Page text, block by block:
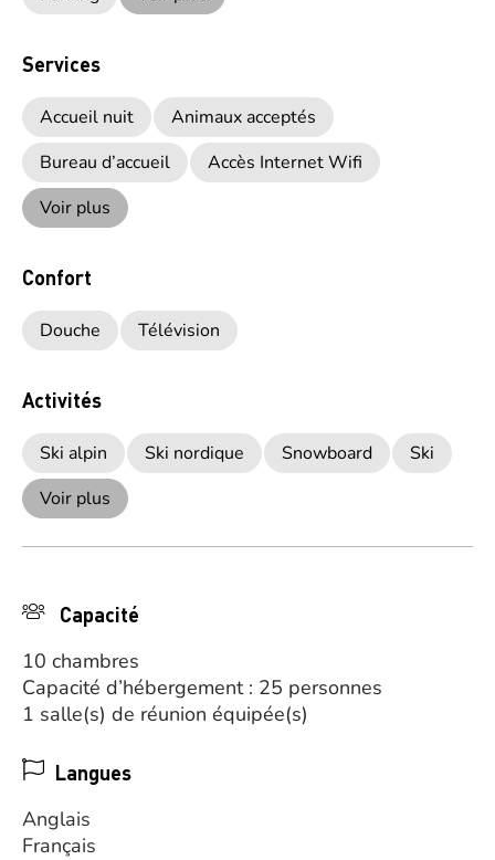
Services
Accueil nuit
Animaux acceptés
Bureau d’accueil
Accès Internet Wifi
Voir plus
Confort
Douche Télévision
Activités
Ski alpin Ski nordique Snowboard
Ski
Voir plus
Capacité
10 chambres
Capacité d’hébergement : 25 personnes
1 salle(s) de réunion équipée(s)
Langues
Anglais
Français